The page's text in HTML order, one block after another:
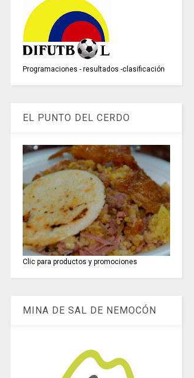
Programaciones - resultados -clasificación
EL PUNTO DEL CERDO
Clic para productos y promociones
MINA DE SAL DE NEMOCÓN